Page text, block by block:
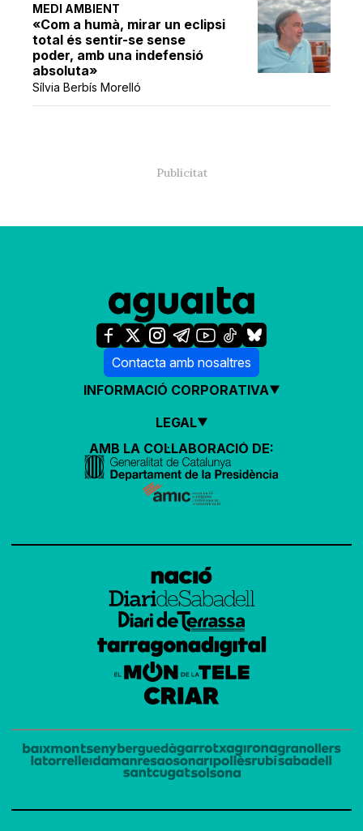
MEDI AMBIENT
«Com a humà, mirar un eclipsi
total és sentir-se sense
poder, amb una indefensió
absoluta»
Sílvia Berbís Morelló
Contacta amb nosaltres
INFORMACIÓ CORPORATIVA
LEGAL
AMB LA COL·LABORACIÓ DE: